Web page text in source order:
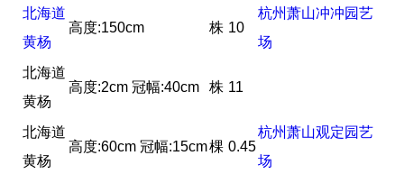
杭州萧山冲冲园艺
场
北海道
黄杨
高度:150cm 株 10
北海道
黄杨
高度:2cm 冠幅:40cm 株 11
北海道
黄杨
高度:60cm 冠幅:15cm棵 0.45
杭州萧山观定园艺
场